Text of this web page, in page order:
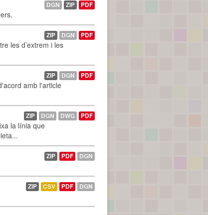
DGN ZIP PDF
les d’extrem i les
ZIP DGN PDF
amb l'article
ZIP DGN PDF
la línia que
ZIP DGN DWG PDF
ZIP PDF DGN
ZIP CSV PDF DGN